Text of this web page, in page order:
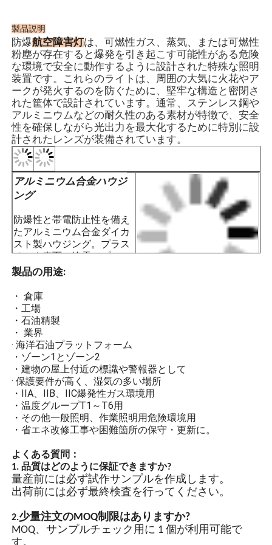
特徴
· 防爆航空障害灯は、低、中、高強度の
オプションがあります。
・耐老化性シリコーンゴムシールガス
ケットを採用した高保護密閉構造で、
優れた保護力を発揮します。
· 複数の保護回路を備えた統合チップを
備えており、GPS および北斗衛星チッ
プを搭載して複数のライトを同期する
ことができます。
消灯する信頼性の高い自動光スイッチ
を採用しています。
· 使用と設置を容易にするために、リク
エストに応じてワイヤレス同期を利用
できます。ご注文時にご指定くださ
い。
・鋼管、ケーブル配線の両方に適して
アプリ
· 炭鉱およびトンネルインフラ
· 危険物保管倉庫
・ゾーン1とゾーン2
・温度グループT1～T6用
・IIA、IIB、IIC爆発性ガス環境用
製品説明
防爆航空障害灯は、可燃性ガス、蒸気、または可燃性
粉塵が存在すると爆発を引き起こす可能性がある危険
な環境で安全に動作するように設計された特殊な照明
装置です。これらのライトは、周囲の大気に火花やア
ークが発火するのを防ぐために、堅牢な構造と密閉さ
れた筐体で設計されています。通常、ステンレス鋼や
アルミニウムなどの耐久性のある素材が特徴で、安全
性を確保しながら光出力を最大化するために特別に設
計されたレンズが装備されています。
ング
防爆性と帯電防止性を備え
たアルミニウム合金ダイカ
スト製ハウジング。プラス
チック表面に静電スプレー
を施し、耐食性、帯電防止
性、耐衝撃性を高めていま
す。
高強度強化ガラス
護により、照明からのアー
ク火花が可燃性ガスと接触
して爆発を引き起こすこと
製品の用途:
・ 倉庫
・工場
・石油精製
・ 業界
· 海洋石油プラットフォーム
・ゾーン1とゾーン2
・建物の屋上付近の標識や警報器として
· 保護要件が高く、湿気の多い場所
・IIA、IIB、IIC爆発性ガス環境用
・その他一般照明、作業照明用危険環境用
・省エネ改修工事や困難箇所の保守・更新に。